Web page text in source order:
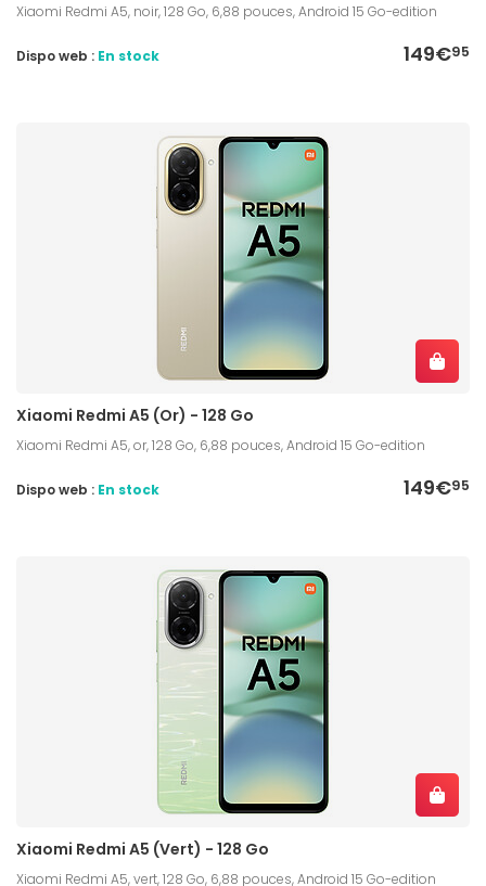
Xiaomi Redmi A5, noir, 128 Go, 6,88 pouces, Android 15 Go-edition
149€95
Dispo web : En stock
Xiaomi Redmi A5 (Or) - 128 Go
Xiaomi Redmi A5, or, 128 Go, 6,88 pouces, Android 15 Go-edition
149€95
Dispo web : En stock
Xiaomi Redmi A5 (Vert) - 128 Go
Xiaomi Redmi A5, vert, 128 Go, 6,88 pouces, Android 15 Go-edition